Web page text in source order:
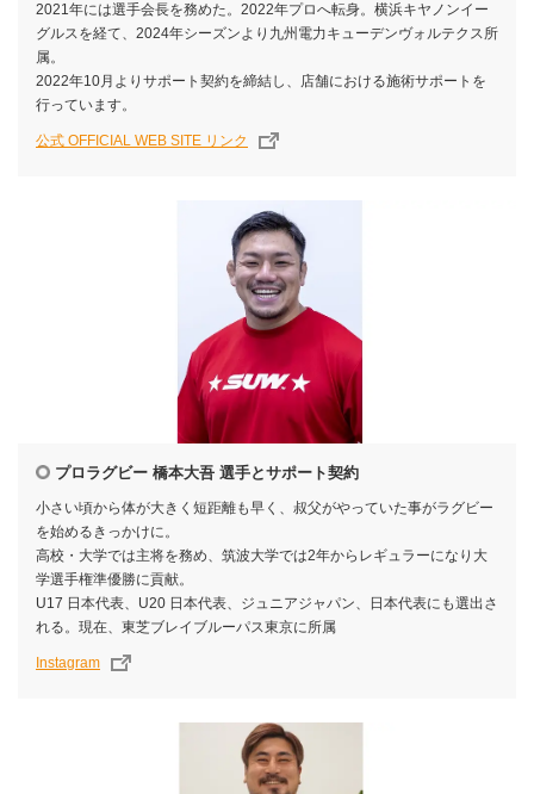
2021年には選手会長を務めた。2022年プロへ転身。横浜キヤノンイー
グルスを経て、2024年シーズンより九州電力キューデンヴォルテクス所
属。
2022年10月よりサポート契約を締結し、店舗における施術サポートを
行っています。
公式 OFFICIAL WEB SITE リンク
プロラグビー 橋本大吾 選手とサポート契約
小さい頃から体が大きく短距離も早く、叔父がやっていた事がラグビー
を始めるきっかけに。
高校・大学では主将を務め、筑波大学では2年からレギュラーになり大
学選手権準優勝に貢献。
U17 日本代表、U20 日本代表、ジュニアジャパン、日本代表にも選出さ
れる。現在、東芝ブレイブルーパス東京に所属
Instagram